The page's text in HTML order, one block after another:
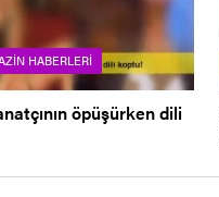
HABERLERI
öpüşürken dili